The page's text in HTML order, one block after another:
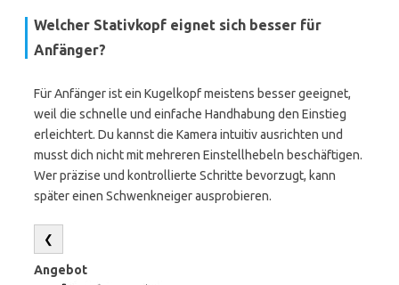
Welcher Stativkopf eignet sich besser für
Anfänger?
Für Anfänger ist ein Kugelkopf meistens besser geeignet,
weil die schnelle und einfache Handhabung den Einstieg
erleichtert. Du kannst die Kamera intuitiv ausrichten und
musst dich nicht mit mehreren Einstellhebeln beschäftigen.
Wer präzise und kontrollierte Schritte bevorzugt, kann
später einen Schwenkneiger ausprobieren.
❮
Angebot